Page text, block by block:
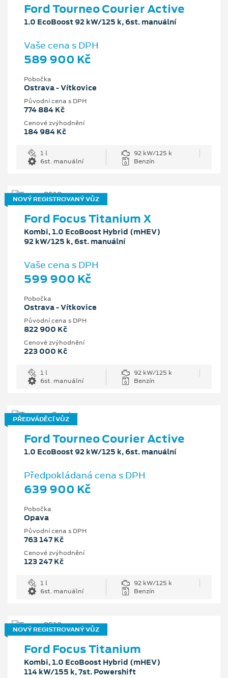
Ford Tourneo Courier Active
1.0 EcoBoost 92 kW/125 k, 6st. manuální
Vaše cena s DPH
589 900 Kč
Pobočka
Ostrava - Vítkovice
Původní cena s DPH
774 884 Kč
Cenové zvýhodnění
184 984 Kč
1 l
92 kW/125 k
6st. manuální
Benzín
NOVÝ REGISTROVANÝ VŮZ
Ford Focus Titanium X
Kombi, 1.0 EcoBoost Hybrid (mHEV)
92 kW/125 k, 6st. manuální
Vaše cena s DPH
599 900 Kč
Pobočka
Ostrava - Vítkovice
Původní cena s DPH
822 900 Kč
Cenové zvýhodnění
223 000 Kč
1 l
92 kW/125 k
6st. manuální
Benzín
PŘEDVÁDĚCÍ VŮZ
Ford Tourneo Courier Active
1.0 EcoBoost 92 kW/125 k, 6st. manuální
Předpokládaná cena s DPH
639 900 Kč
Pobočka
Opava
Původní cena s DPH
763 147 Kč
Cenové zvýhodnění
123 247 Kč
1 l
92 kW/125 k
6st. manuální
Benzín
NOVÝ REGISTROVANÝ VŮZ
Ford Focus Titanium
Kombi, 1.0 EcoBoost Hybrid (mHEV)
114 kW/155 k, 7st. Powershift